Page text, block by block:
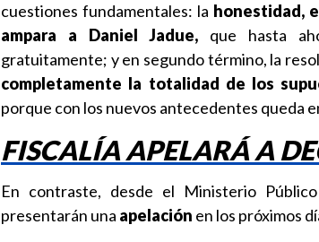
cuestiones fundamentales: la honestidad,
ampara a Daniel Jadue, que hasta
gratuitamente; y en segundo término, la
completamente la totalidad de los
porque con los nuevos antecedentes queda
FISCALÍA APELARÁ A
En contraste, desde el Ministerio
presentarán una apelación en los próximos